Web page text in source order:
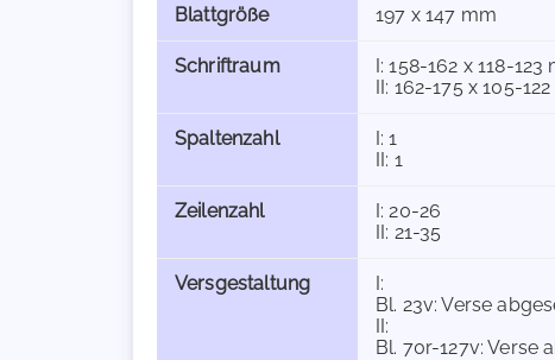
Blattgröße 197 x 147 mm
Schriftraum
I: 158-162 x 118-123
II: 162-175 x 105-
Spaltenzahl
I: 1
II: 1
Zeilenzahl
I: 20-26
II: 21-35
Versgestaltung
I:
Bl. 23v: Verse
II:
Bl. 70r-127v: Verse